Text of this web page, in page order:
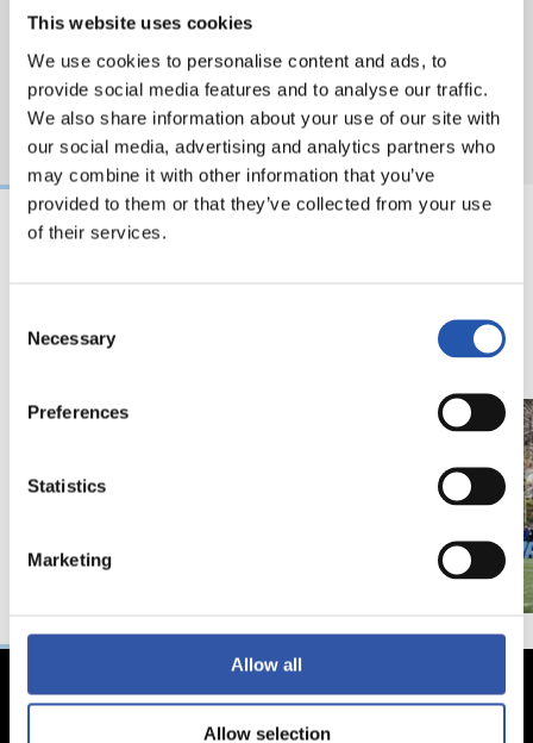
This website uses cookies
We use cookies to personalise content and ads, to
provide social media features and to analyse our traffic.
We also share information about your use of our site with
our social media, advertising and analytics partners who
may combine it with other information that you’ve
provided to them or that they’ve collected from your use
of their services.
Selection
Necessary
Preferences
Statistics
Marketing
Allow all
Allow selection
马年将为我们带来好
运" | 中国新年